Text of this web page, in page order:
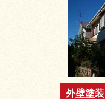
外壁塗装